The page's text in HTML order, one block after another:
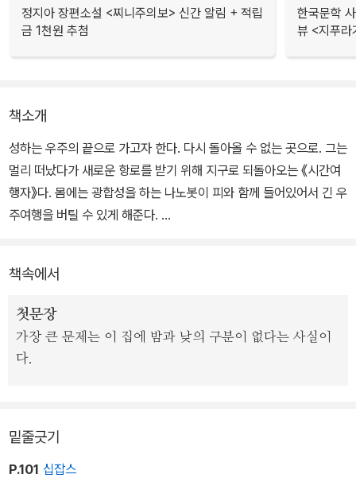
정지아 장편소설 <찌니주의보> 신간 알림 + 적립
금 1천원 추첨
한국문학
뷰 <지푸라
책소개
성하는 우주의 끝으로 가고자 한다. 다시 돌아올 수 없는 곳으로. 그는
멀리 떠났다가 새로운 항로를 받기 위해 지구로 되돌아오는 《시간여
행자》다. 몸에는 광합성을 하는 나노봇이 피와 함께 들어있어서 긴 우
주여행을 버틸 수 있게 해준다.
는 다른 《시간여행자》가 신으로 군림하는 행성을 만나 모험을 겪기도
하고 필레몬과 닉스라는 여행자가 모는 우주선에 합승하기도 한다.
그리고 막다른 길에서 성하는 새로운 생명체인 클러스트를 만나게 되
는데...
책속에서
첫문장
가장 큰 문제는 이 집에 밤과 낮의 구분이 없다는 사실이
다.
밑줄긋기
P.101 십잡스